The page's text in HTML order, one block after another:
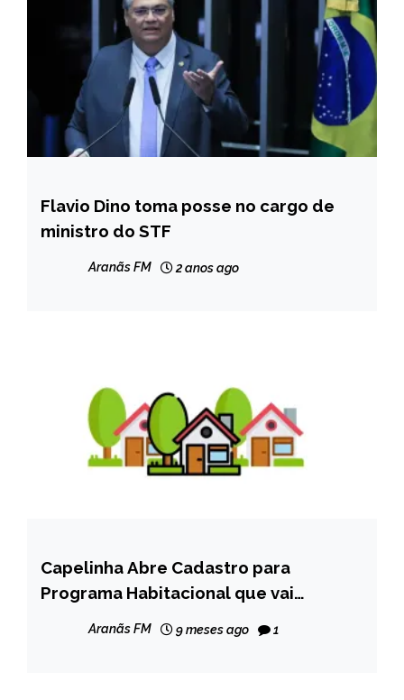
BRASIL
NOTÍCIAS
Flavio Dino toma posse no cargo de
ministro do STF
Aranãs FM 2 anos ago
CAPELINHA
NOTÍCIAS
Capelinha Abre Cadastro para
Programa Habitacional que vai
Aranãs FM 9 meses ago 1